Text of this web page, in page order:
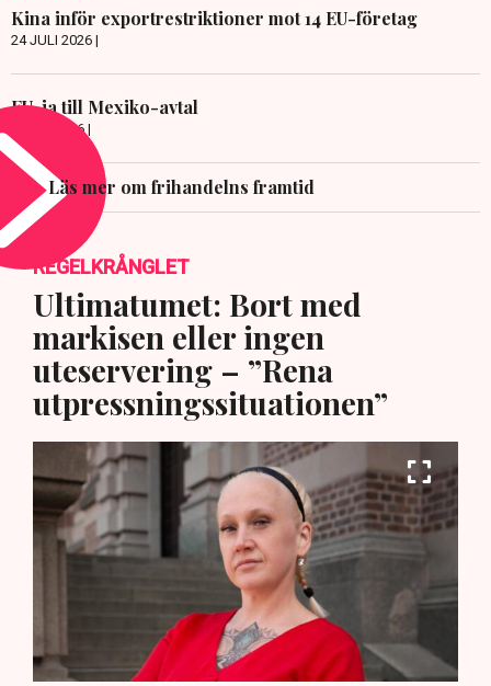
Kina inför exportrestriktioner mot 14 EU-företag
24 JULI 2026 |
EU-ja till Mexiko-avtal
8 JULI 2026 |
Läs mer om frihandelns framtid
REGELKRÅNGLET
Ultimatumet: Bort med
markisen eller ingen
uteservering – ”Rena
utpressningssituationen”